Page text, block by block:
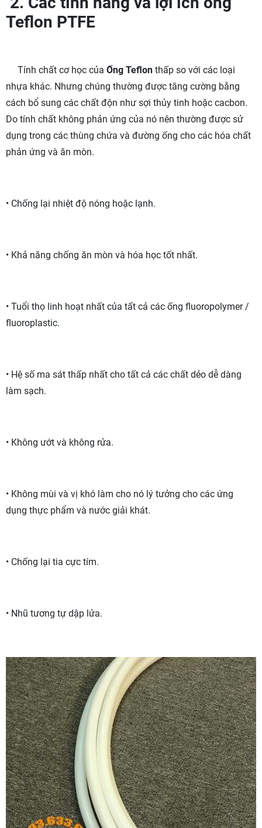
Teflon PTFE
Tính chất cơ học của Ống Teflon thấp so với các loại
nhựa khác. Nhưng chúng thường được tăng cường bằng
cách bổ sung các chất độn như sợi thủy tinh hoặc cacbon.
Do tính chất không phản ứng của nó nên thường được sử
dụng trong các thùng chứa và đường ống cho các hóa chất
phản ứng và ăn mòn.
• Chống lại nhiệt độ nóng hoặc lạnh.
• Khả năng chống ăn mòn và hóa học tốt nhất.
• Tuổi thọ linh hoạt nhất của tất cả các ống fluoropolymer /
fluoroplastic.
• Hệ số ma sát thấp nhất cho tất cả các chất dẻo dễ dàng
làm sạch.
• Không ướt và không rửa.
• Không mùi và vị khó làm cho nó lý tưởng cho các ứng
dụng thực phẩm và nước giải khát.
• Chống lại tia cực tím.
• Nhũ tương tự dập lửa.